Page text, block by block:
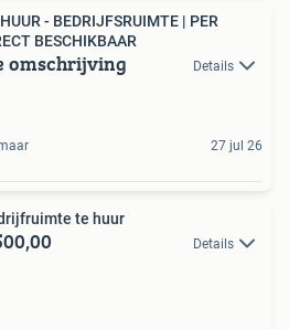
- BEDRIJFSRUIMTE | PER
BESCHIKBAAR
omschrijving Details
27 jul 26
te huur
Details